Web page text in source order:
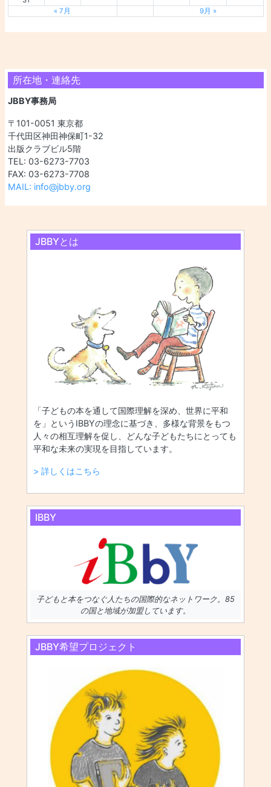
« 7月
9月 »
所在地・連絡先
JBBY事務局
〒101-0051 東京都
千代田区神田神保町1-32
出版クラブビル5階
TEL: 03-6273-7703
FAX: 03-6273-7708
MAIL: info@jbby.org
JBBYとは
「子どもの本を通して国際理解を深め、世界に平和
を」というIBBYの理念に基づき、多様な背景をもつ
人々の相互理解を促し、どんな子どもたちにとっても
平和な未来の実現を目指しています。
> 詳しくはこちら
IBBY
子どもと本をつなぐ人たちの国際的なネットワーク。85
の国と地域が加盟しています。
JBBY希望プロジェクト